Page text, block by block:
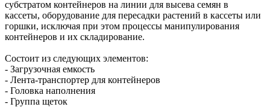
субстратом контейнеров на линии для высева семян в
кассеты, оборудование для пересадки растений в кассеты или
горшки, исключая при этом процессы манипулирования
контейнеров и их складирование.
Состоит из следующих элементов:
- Загрузочная емкость
- Лента-транспортер для контейнеров
- Головка наполнения
- Группа щеток